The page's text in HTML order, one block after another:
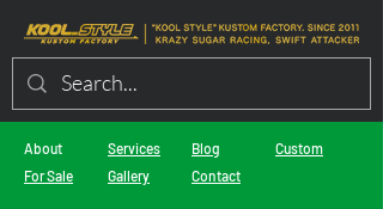
About
For Sale
Services
Gallery
Blog
Contact
Custom